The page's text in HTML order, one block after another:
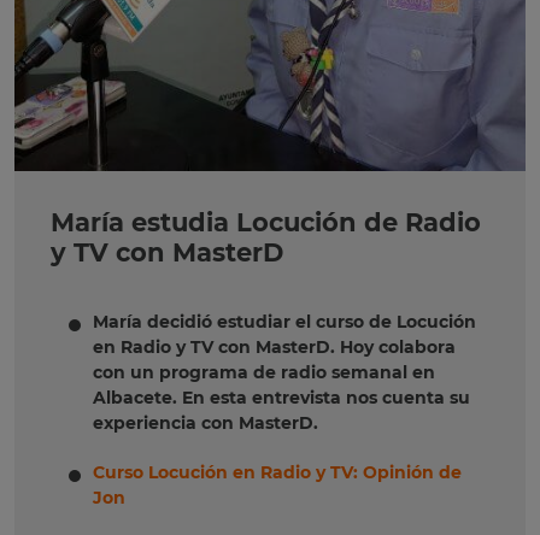
María estudia Locución de Radio
y TV con MasterD
María decidió estudiar el curso de Locución
en Radio y TV con MasterD. Hoy colabora
con un programa de radio semanal en
Albacete. En esta entrevista nos cuenta su
experiencia con MasterD.
Curso Locución en Radio y TV: Opinión de
Jon